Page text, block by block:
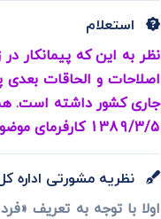
استعلام
1389/3/5 کارفرمای موضوع این آیین نامه صلاحیت نظارت بر ایمنی پیمانکار را دارد؟
نظریه مشورتی اداره